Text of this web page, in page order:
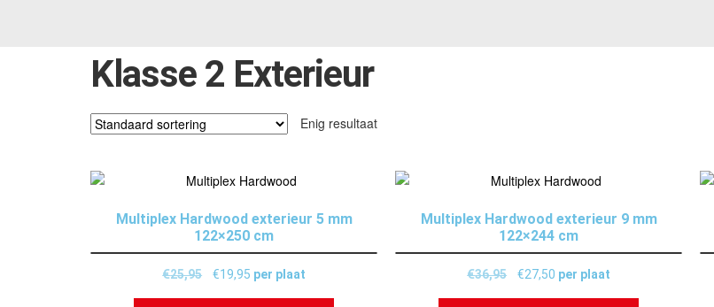
Klasse 2 Exterieur
Enig resultaat
Multiplex Hardwood exterieur 5 mm
122×250 cm
€25,95 €19,95 per plaat
Multiplex Hardwood exterieur 9 mm
122×244 cm
€36,95 €27,50 per plaat